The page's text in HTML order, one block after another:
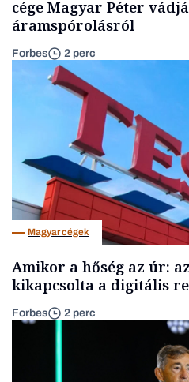
cége Magyar Péter
áramspórolásról
Forbes 2 perc
Magyar cégek
Amikor a hőség az úr:
kikapcsolta a digitális
Forbes 2 perc